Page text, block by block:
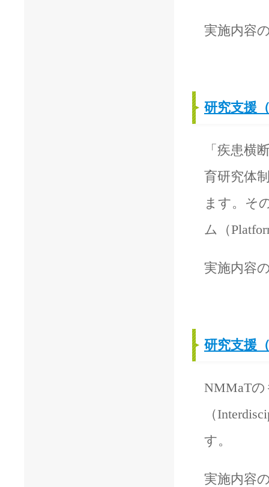
実施内容
研究支援
「疾患横
育研究体
ます。そ
ム（
実施内容
研究支援
NMMaT
（
す。
実施内容